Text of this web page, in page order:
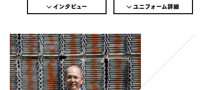
インタビュー ユニフォーム詳細